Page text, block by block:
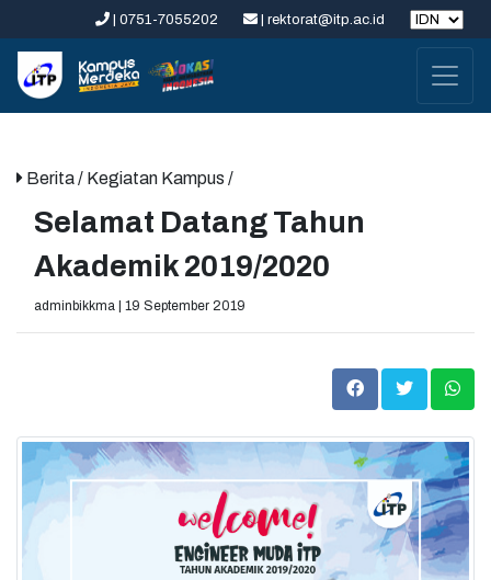
| 0751-7055202 | rektorat@itp.ac.id
Berita/ Kegiatan Kampus /
Selamat Datang Tahun
Akademik 2019/2020
adminbikkma | 19 September 2019